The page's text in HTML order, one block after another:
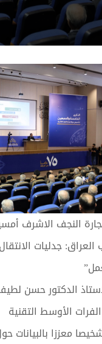
النجف الاشرف
جدليات
الدكتور حسن
الأوسط التقنية
معززا بالبيانات